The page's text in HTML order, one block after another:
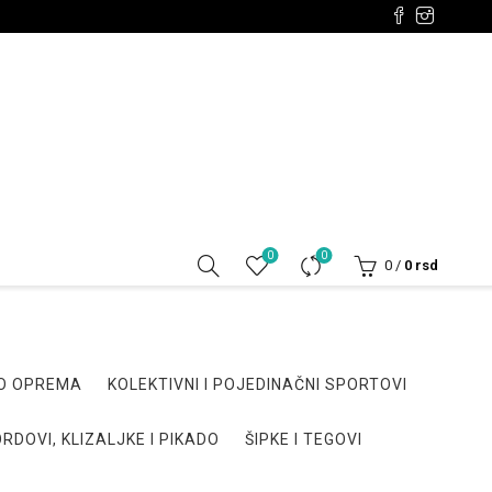
0 0
0 / 0 rsd
OPREMA KOLEKTIVNI I POJEDINAČNI SPORTOVI
KLIZALJKE I PIKADO ŠIPKE I TEGOVI